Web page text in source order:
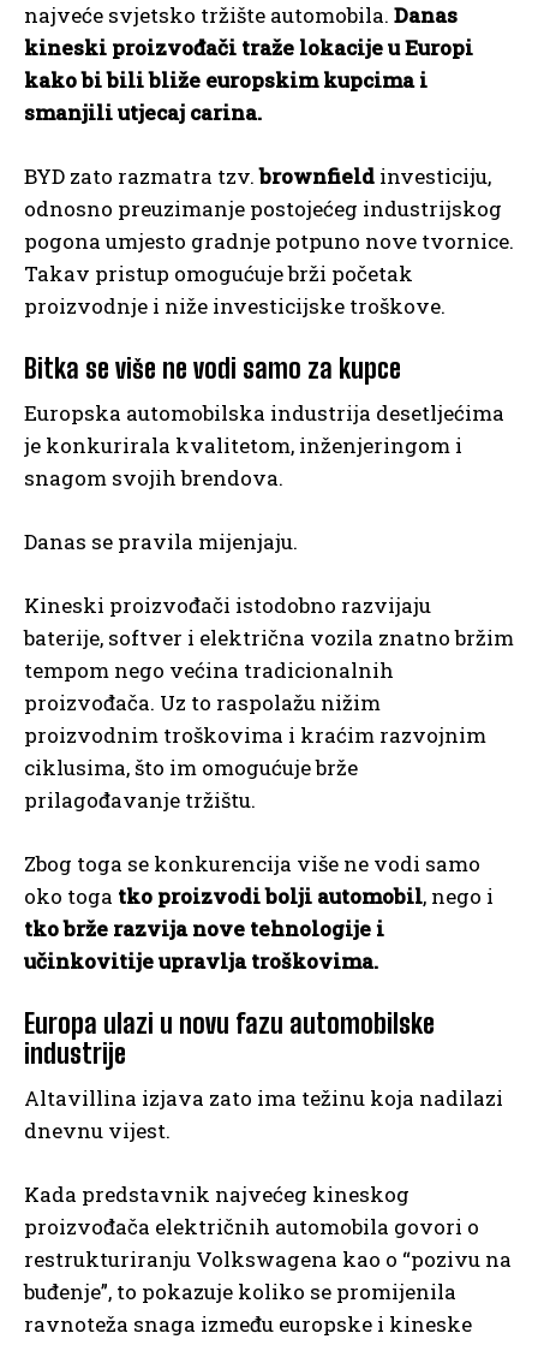
najveće svjetsko tržište automobila. Danas
kineski proizvođači traže lokacije u Europi
kako bi bili bliže europskim kupcima i
smanjili utjecaj carina.
BYD zato razmatra tzv.brownfield investiciju,
odnosno preuzimanje postojećeg industrijskog
pogona umjesto gradnje potpuno nove tvornice.
Takav pristup omogućuje brži početak
proizvodnje i niže investicijske troškove.
Bitka se više ne vodi samo za kupce
Europska automobilska industrija desetljećima
je konkurirala kvalitetom, inženjeringom i
snagom svojih brendova.
Danas se pravila mijenjaju.
Kineski proizvođači istodobno razvijaju
baterije, softver i električna vozila znatno bržim
tempom nego većina tradicionalnih
proizvođača. Uz to raspolažu nižim
proizvodnim troškovima i kraćim razvojnim
ciklusima, što im omogućuje brže
prilagođavanje tržištu.
Zbog toga se konkurencija više ne vodi samo
oko toga tko proizvodi bolji automobil, nego i
tko brže razvija nove tehnologije i
učinkovitije upravlja troškovima.
Europa ulazi u novu fazu automobilske
industrije
Altavillina izjava zato ima težinu koja nadilazi
dnevnu vijest.
Kada predstavnik najvećeg kineskog
proizvođača električnih automobila govori o
restrukturiranju Volkswagena kao o “pozivu na
buđenje”, to pokazuje koliko se promijenila
ravnoteža snaga između europske i kineske